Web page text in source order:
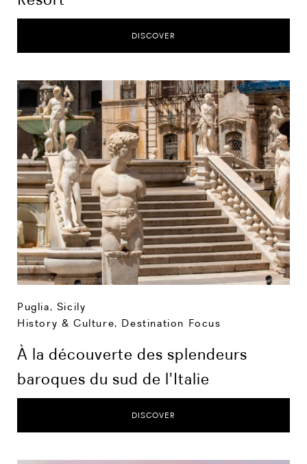
DISCOVER
Puglia, Sicily
History & Culture, Destination Focus
À la découverte des splendeurs
baroques du sud de l'Italie
DISCOVER